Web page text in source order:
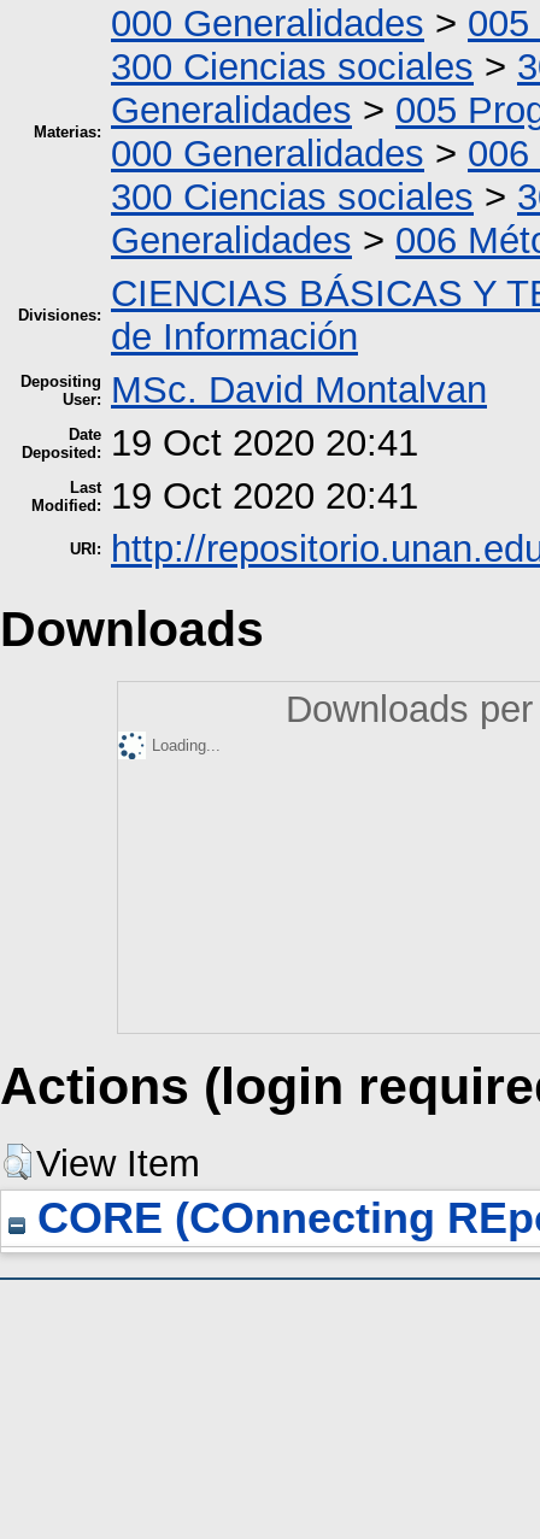
Materias:
000 Generalidades > 005
300 Ciencias sociales >
Generalidades > 005
000 Generalidades > 006
300 Ciencias sociales >
Generalidades > 006
Divisiones:
CIENCIAS BÁSICAS Y
de Información
Depositing
User:
MSc. David Montalvan
Date
Deposited:
19 Oct 2020 20:41
Last
Modified:
19 Oct 2020 20:41
URI: http://
Downloads
Downloads
Loading...
Actions (login
View Item
CORE (COnnecting